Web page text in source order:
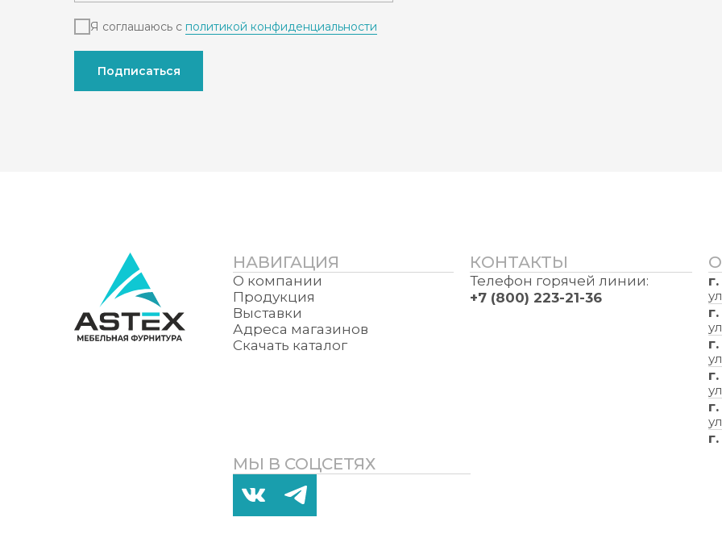
Я соглашаюсь с политикой конфиденциальности
Подписаться
НАВИГАЦИЯ
О компании
Продукция
Выставки
Адреса магазинов
Скачать каталог
КОНТАКТЫ
Телефон горячей линии:
+7 (800) 223-21-36
МЫ В СОЦСЕТЯХ